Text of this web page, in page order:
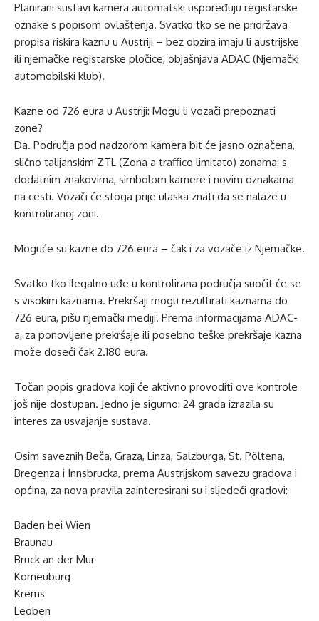
Planirani sustavi kamera automatski uspoređuju registarske
oznake s popisom ovlaštenja. Svatko tko se ne pridržava
propisa riskira kaznu u Austriji – bez obzira imaju li austrijske
ili njemačke registarske pločice, objašnjava ADAC (Njemački
automobilski klub).
Kazne od 726 eura u Austriji: Mogu li vozači prepoznati
zone?
Da. Područja pod nadzorom kamera bit će jasno označena,
slično talijanskim ZTL (Zona a traffico limitato) zonama: s
dodatnim znakovima, simbolom kamere i novim oznakama
na cesti. Vozači će stoga prije ulaska znati da se nalaze u
kontroliranoj zoni.
Moguće su kazne do 726 eura – čak i za vozače iz Njemačke.
Svatko tko ilegalno uđe u kontrolirana područja suočit će se
s visokim kaznama. Prekršaji mogu rezultirati kaznama do
726 eura, pišu njemački mediji. Prema informacijama ADAC-
a, za ponovljene prekršaje ili posebno teške prekršaje kazna
može doseći čak 2.180 eura.
Točan popis gradova koji će aktivno provoditi ove kontrole
još nije dostupan. Jedno je sigurno: 24 grada izrazila su
interes za usvajanje sustava.
Osim saveznih Beča, Graza, Linza, Salzburga, St. Pöltena,
Bregenza i Innsbrucka, prema Austrijskom savezu gradova i
općina, za nova pravila zainteresirani su i sljedeći gradovi:
Baden bei Wien
Braunau
Bruck an der Mur
Korneuburg
Krems
Leoben